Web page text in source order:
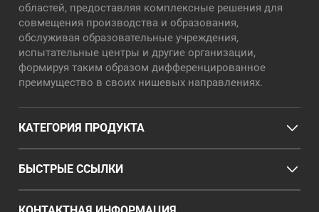
областей, предоставляя комплексные решения для
совмещения производства и образования,
обслуживая образовательные учреждения,
испытательные центры и другие организации,
формируя таким образом дифференцированное
преимущество в своих нишевых направлениях.
КАТЕГОРИЯ ПРОДУКТА
БЫСТРЫЕ ССЫЛКИ